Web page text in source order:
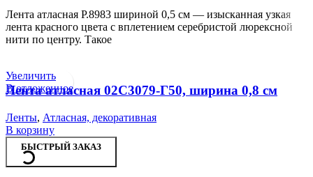
Лента атласная Р.8983 шириной 0,5 см — изысканная узкая
лента красного цвета с вплетением серебристой люрексной
нити по центру. Такое
Увеличить
В отложенное
Лента атласная 02С3079-Г50, ширина 0,8 см
Ленты, Атласная, декоративная
В корзину
БЫСТРЫЙ ЗАКАЗ